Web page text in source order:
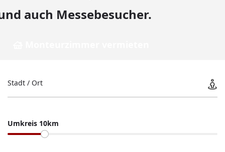
auch Messebesucher.
Stadt / Ort
Umkreis 10km